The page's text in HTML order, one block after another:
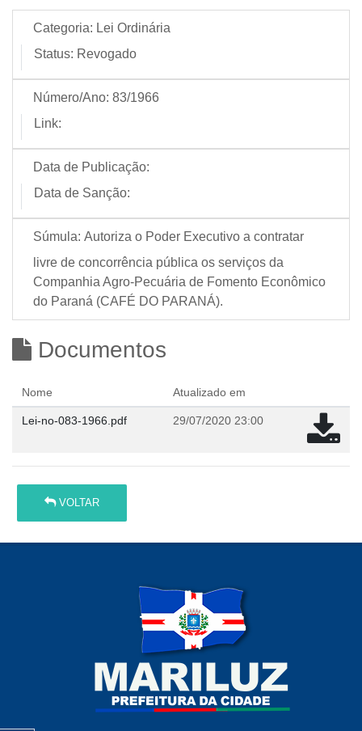
Categoria: Lei Ordinária
Status: Revogado
Número/Ano: 83/1966
Link:
Data de Publicação:
Data de Sanção:
Súmula: Autoriza o Poder Executivo a contratar
livre de concorrência pública os serviços da
Companhia Agro-Pecuária de Fomento Econômico
do Paraná (CAFÉ DO PARANÁ).
Documentos
Nome Atualizado em
Lei-no-083-1966.pdf 29/07/2020 23:00
VOLTAR